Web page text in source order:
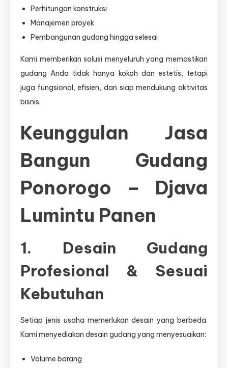
Perhitungan konstruksi
Manajemen proyek
Pembangunan gudang hingga selesai
Kami memberikan solusi menyeluruh yang memastikan
gudang Anda tidak hanya kokoh dan estetis, tetapi
juga fungsional, efisien, dan siap mendukung aktivitas
bisnis.
Keunggulan Jasa
Bangun Gudang
Ponorogo – Djava
Lumintu Panen
1. Desain Gudang
Profesional & Sesuai
Kebutuhan
Setiap jenis usaha memerlukan desain yang berbeda.
Kami menyediakan desain gudang yang menyesuaikan:
Volume barang